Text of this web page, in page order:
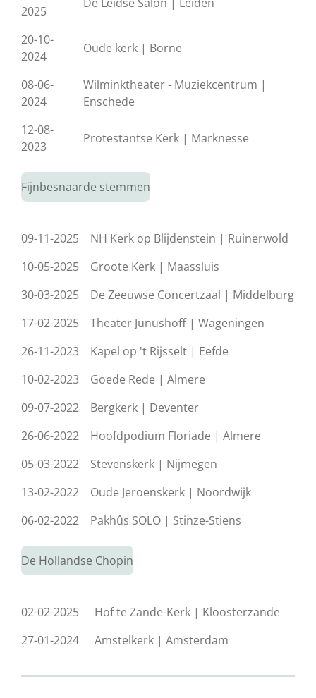
2025
20-10-
2024
Oude kerk | Borne
08-06-
2024
Wilminktheater - Muziekcentrum |
Enschede
12-08-
2023
Protestantse Kerk | Marknesse
Fijnbesnaarde stemmen
09-11-2025
NH Kerk op Blijdenstein | Ruinerwold
10-05-2025
Groote Kerk | Maassluis
30-03-2025
De Zeeuwse Concertzaal | Middelburg
17-02-2025
Theater Junushoff | Wageningen
26-11-2023
Kapel op 't Rijsselt | Eefde
10-02-2023
Goede Rede | Almere
09-07-2022
Bergkerk | Deventer
26-06-2022
Hoofdpodium Floriade | Almere
05-03-2022
Stevenskerk | Nijmegen
13-02-2022
Oude Jeroenskerk | Noordwijk
06-02-2022
Pakhûs SOLO | Stinze-Stiens
De Hollandse Chopin
02-02-2025
Hof te Zande-Kerk | Kloosterzande
27-01-2024
Amstelkerk | Amsterdam